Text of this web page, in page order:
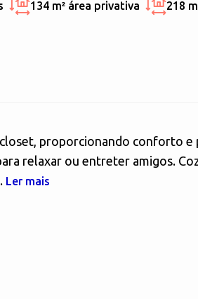
134 m² área privativa 218
proporcionando conforto e
relaxar ou entreter amigos.
Ler mais